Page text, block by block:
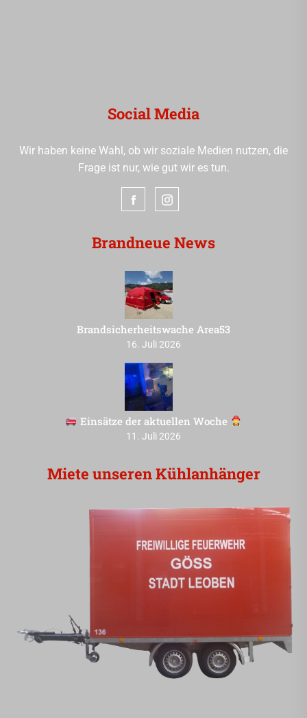
Social Media
Wir haben keine Wahl, ob wir soziale Medien nutzen, die
Frage ist nur, wie gut wir es tun.
Brandneue News
Brandsicherheitswache Area53
16. Juli 2026
Einsätze der aktuellen Woche
11. Juli 2026
Miete unseren Kühlanhänger